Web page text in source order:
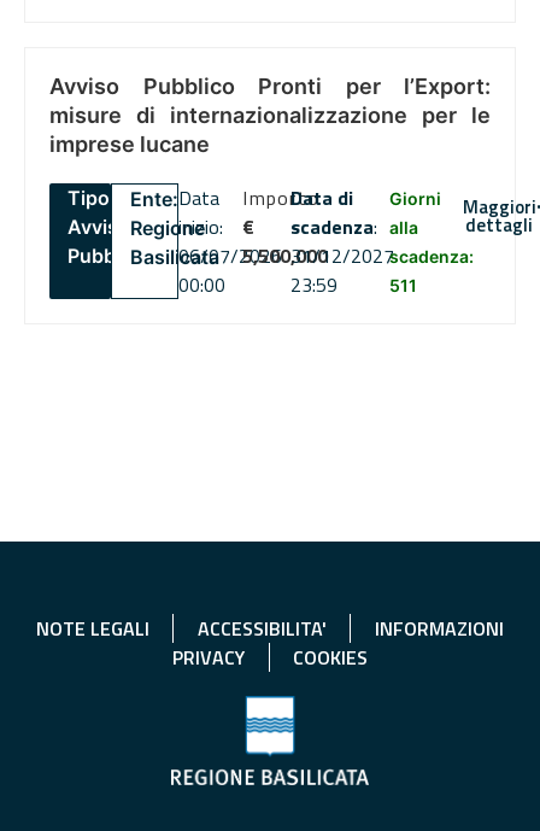
Avviso Pubblico Pronti per l’Export:
misure di internazionalizzazione per le
imprese lucane
Tipo:
Avviso
Pubblico
Ente:
Regione
Basilicata
Data
inizio:
06/07/2026
00:00
Importo
€
5,500,000
Data di
scadenza:
31/12/2027
23:59
Giorni
alla
scadenza:
511
Maggiori
dettagli
NOTE LEGALI ACCESSIBILITA'
INFORMAZIONI
PRIVACY
COOKIES